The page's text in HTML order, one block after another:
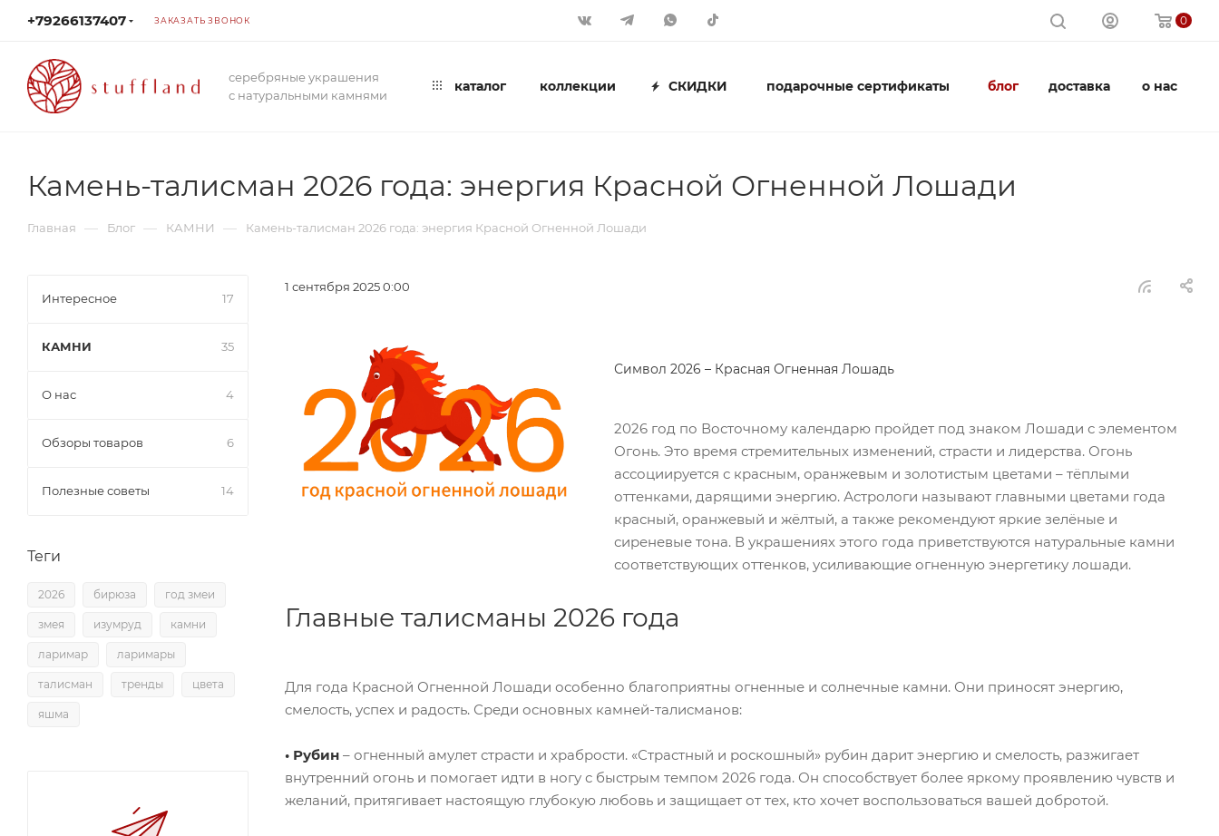
+79266137407 ЗАКАЗАТЬ ЗВОНОК 0
серебряные украшения
с натуральными камнями
каталог коллекции СКИДКИ подарочные сертификаты блог доставка о нас
Камень-талисман 2026 года: энергия Красной Огненной Лошади
Главная — Блог — КАМНИ — Камень-талисман 2026 года: энергия Красной Огненной Лошади
1 сентября 2025 0:00
Символ 2026 – Красная Огненная Лошадь
2026 год по Восточному календарю пройдет под знаком Лошади с элементом
Огонь. Это время стремительных изменений, страсти и лидерства. Огонь
ассоциируется с красным, оранжевым и золотистым цветами – тёплыми
оттенками, дарящими энергию. Астрологи называют главными цветами года
красный, оранжевый и жёлтый, а также рекомендуют яркие зелёные и
сиреневые тона. В украшениях этого года приветствуются натуральные камни
соответствующих оттенков, усиливающие огненную энергетику лошади.
Главные талисманы 2026 года
Для года Красной Огненной Лошади особенно благоприятны огненные и солнечные камни. Они приносят энергию,
смелость, успех и радость. Среди основных камней-талисманов:
• Рубин – огненный амулет страсти и храбрости. «Страстный и роскошный» рубин дарит энергию и смелость, разжигает
внутренний огонь и помогает идти в ногу с быстрым темпом 2026 года. Он способствует более яркому проявлению чувств и
желаний, притягивает настоящую глубокую любовь и защищает от тех, кто хочет воспользоваться вашей добротой.
Интересное 17
КАМНИ 35
О нас 4
Обзоры товаров 6
Полезные советы 14
Теги
2026 бирюза год змеи
змея изумруд камни
ларимар ларимары
талисман тренды цвета
яшма